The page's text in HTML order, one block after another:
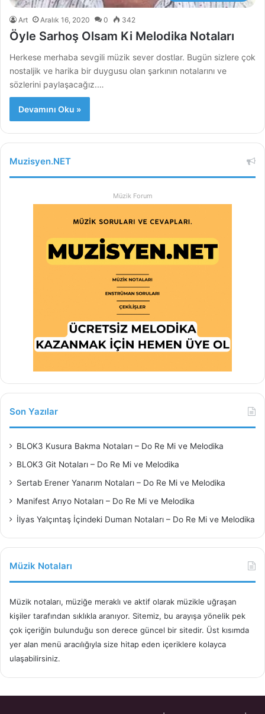
Art Aralık 16, 2020 0 342
Öyle Sarhoş Olsam Ki Melodika Notaları
Herkese merhaba sevgili müzik sever dostlar. Bugün sizlere çok
nostaljik ve harika bir duygusu olan şarkının notalarını ve
sözlerini paylaşacağız.…
Devamını Oku »
Muzisyen.NET
Müzik Forum
Son Yazılar
BLOK3 Kusura Bakma Notaları – Do Re Mi ve Melodika
BLOK3 Git Notaları – Do Re Mi ve Melodika
Sertab Erener Yanarım Notaları – Do Re Mi ve Melodika
Manifest Arıyo Notaları – Do Re Mi ve Melodika
İlyas Yalçıntaş İçindeki Duman Notaları – Do Re Mi ve Melodika
Müzik Notaları
Müzik notaları, müziğe meraklı ve aktif olarak müzikle uğraşan
kişiler tarafından sıklıkla aranıyor. Sitemiz, bu arayışa yönelik pek
çok içeriğin bulunduğu son derece güncel bir sitedir. Üst kısımda
yer alan menü aracılığıyla size hitap eden içeriklere kolayca
ulaşabilirsiniz.